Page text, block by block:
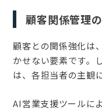
顧客関係管理
顧客との関係強化は
かせない要素です。
は、各担当者の主観
AI営業支援ツールに